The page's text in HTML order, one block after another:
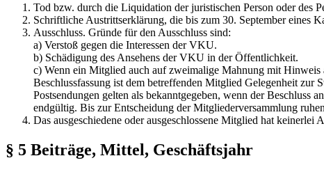
Tod bzw. durch die Liquidation der juristischen Person oder des
Schriftliche Austrittserklärung, die bis zum 30. September eines
Ausschluss. Gründe für den Ausschluss sind:
a) Verstoß gegen die Interessen der VKU.
b) Schädigung des Ansehens der VKU in der Öffentlichkeit.
c) Wenn ein Mitglied auch auf zweimalige Mahnung mit Hinweis
Beschlussfassung ist dem betreffenden Mitglied Gelegenheit zur
Postsendungen gelten als bekanntgegeben, wenn der Beschluss
endgültig. Bis zur Entscheidung der Mitgliederversammlung
Das ausgeschiedene oder ausgeschlossene Mitglied hat keinerlei
§ 5 Beiträge, Mittel, Geschäftsjahr